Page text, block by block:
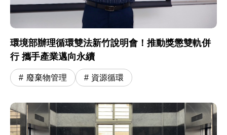
環境部辦理循環雙法新竹說明會！推動獎懲雙軌併
行 攜手產業邁向永續
廢棄物管理 資源循環